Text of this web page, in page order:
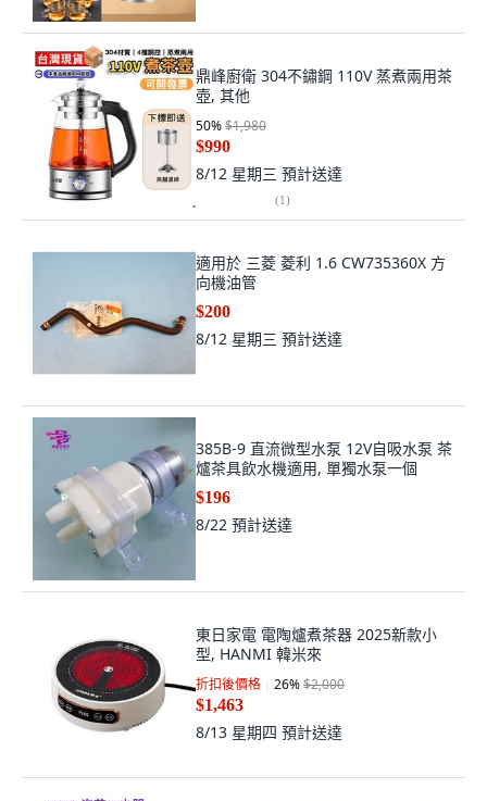
鼎峰廚衛 304不鏽鋼 110V 蒸煮兩用茶
壺, 其他
50%$1,980
$990
8/12 星期三 預計送達
(1)
適用於 三菱 菱利 1.6 CW735360X 方
向機油管
$200
8/12 星期三 預計送達
385B-9 直流微型水泵 12V自吸水泵 茶
爐茶具飲水機適用, 單獨水泵一個
$196
8/22 預計送達
東日家電 電陶爐煮茶器 2025新款小
型, HANMI 韓米來
折扣後價格 26%$2,000
$1,463
8/13 星期四 預計送達